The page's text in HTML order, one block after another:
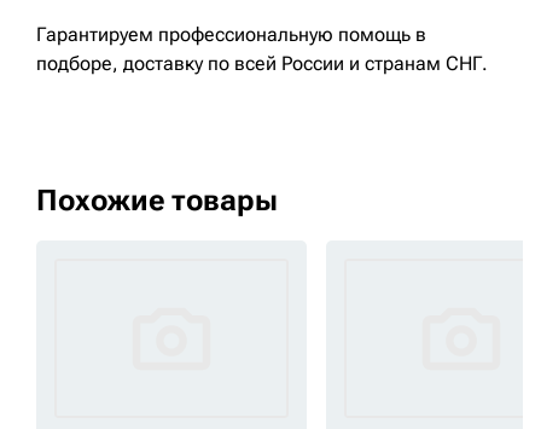
Гарантируем профессиональную помощь в
подборе, доставку по всей России и странам СНГ.
Похожие товары